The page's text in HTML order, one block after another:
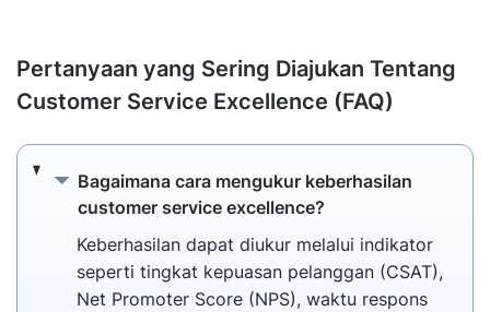
Pertanyaan yang Sering Diajukan Tentang
Customer Service Excellence (FAQ)
Bagaimana cara mengukur keberhasilan
customer service excellence?
Bagaimana cara mengukur keberhasilan
Keberhasilan dapat diukur melalui indikator
seperti tingkat kepuasan pelanggan (CSAT),
Net Promoter Score (NPS), waktu respons